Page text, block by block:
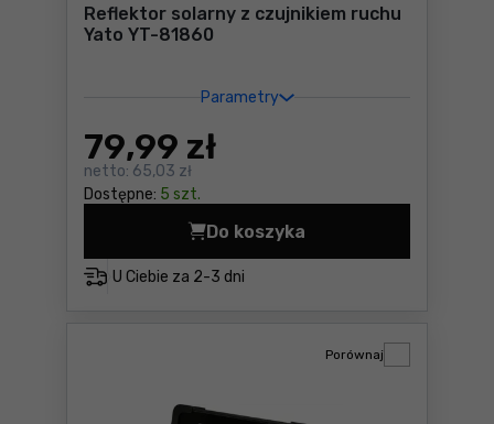
Reflektor solarny z czujnikiem ruchu
Yato YT-81860
Parametry
79,99 zł
netto: 65,03 zł
Dostępne: 5 szt.
U Ciebie za 2-3 dni
Do koszyka
Reflektor solarny z
Porównaj